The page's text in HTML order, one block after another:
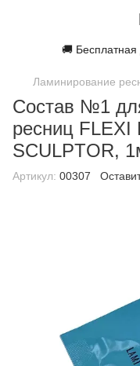
🚚 Бесплатная
Ламинирование
Состав №1
ресниц FLEXI
SCULPTOR,
Артикул: 00307